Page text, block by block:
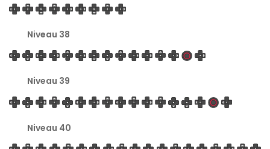
Niveau 38
Niveau 39
Niveau 40